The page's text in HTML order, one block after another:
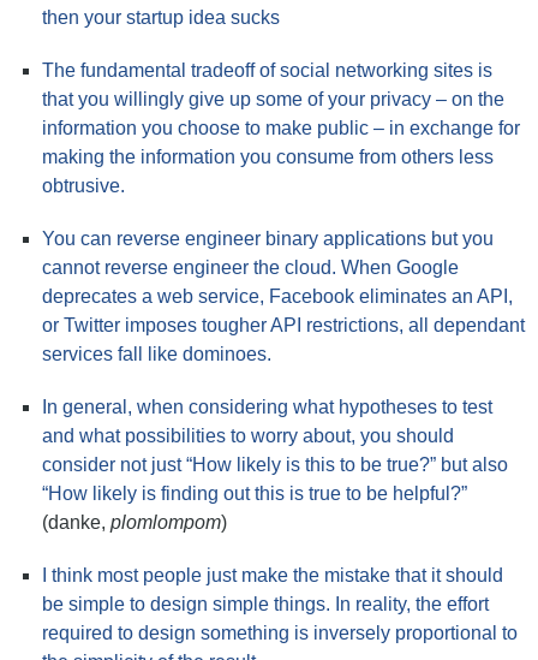
then your startup idea sucks
The fundamental tradeoff of social networking sites is
that you willingly give up some of your privacy – on the
information you choose to make public – in exchange for
making the information you consume from others less
obtrusive.
You can reverse engineer binary applications but you
cannot reverse engineer the cloud. When Google
deprecates a web service, Facebook eliminates an API,
or Twitter imposes tougher API restrictions, all dependant
services fall like dominoes.
In general, when considering what hypotheses to test
and what possibilities to worry about, you should
consider not just “How likely is this to be true?” but also
“How likely is finding out this is true to be helpful?”
(danke, plomlompom)
I think most people just make the mistake that it should
be simple to design simple things. In reality, the effort
required to design something is inversely proportional to